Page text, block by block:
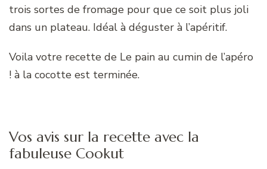
trois sortes de fromage pour que ce soit plus joli
dans un plateau. Idéal à déguster à l’apéritif.
Voila votre recette de Le pain au cumin de l’apéro
! à la cocotte est terminée.
Vos avis sur la recette avec la
fabuleuse Cookut